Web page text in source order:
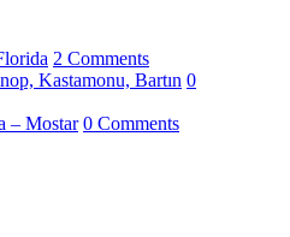
2 Comments
Kastamonu, Bartın 0
– Mostar 0 Comments